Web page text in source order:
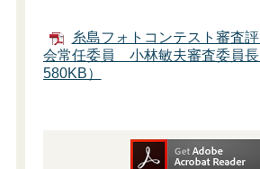
糸島フォトコンテスト審査
会常任委員 小林敏夫審査委員長
580KB）